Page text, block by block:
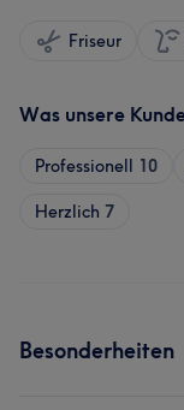
Friseur
Was unsere
Professionell 10
Herzlich 7
Besonderheiten